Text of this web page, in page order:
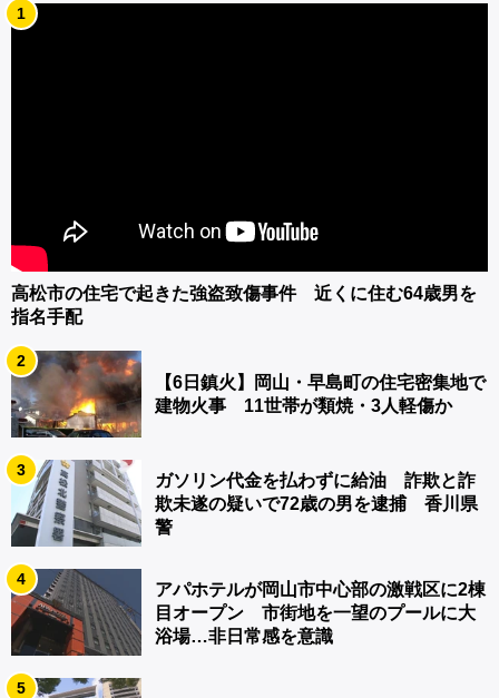
1
高松市の住宅で起きた強盗致傷事件 近くに住む64歳男を
指名手配
2
【6日鎮火】岡山・早島町の住宅密集地で
建物火事 11世帯が類焼・3人軽傷か
3
ガソリン代金を払わずに給油 詐欺と詐
欺未遂の疑いで72歳の男を逮捕 香川県
警
4
アパホテルが岡山市中心部の激戦区に2棟
目オープン 市街地を一望のプールに大
浴場…非日常感を意識
5